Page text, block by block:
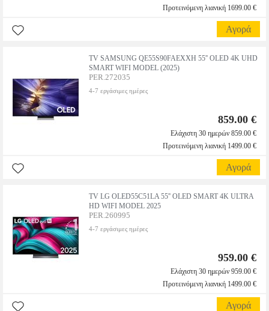
Προτεινόμενη λιανική 1699.00 €
Αγορά
TV SAMSUNG QE55S90FAEXXH 55'' OLED 4K UHD
SMART WIFI MODEL (2025)
PER.272035
4-7 εργάσιμες ημέρες
859.00 €
Ελάχιστη 30 ημερών 859.00 €
Προτεινόμενη λιανική 1499.00 €
Αγορά
TV LG OLED55C51LA 55'' OLED SMART 4K ULTRA
HD WIFI MODEL 2025
PER.260995
4-7 εργάσιμες ημέρες
959.00 €
Ελάχιστη 30 ημερών 959.00 €
Προτεινόμενη λιανική 1499.00 €
Αγορά